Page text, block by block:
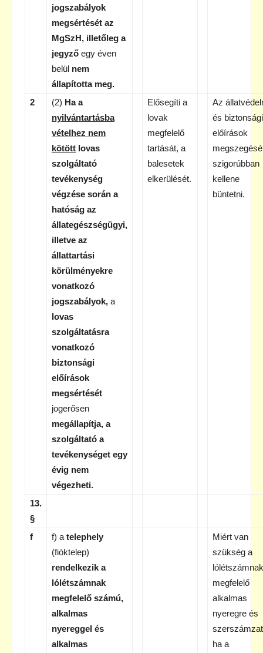
jogszabályok
megsértését az
MgSzH, illetőleg a
jegyző egy éven
belül nem
állapította meg.
2
(2) Ha a
nyilvántartásba
vételhez nem
kötött lovas
szolgáltató
tevékenység
végzése során a
hatóság az
állategészségügyi,
illetve az
állattartási
körülményekre
vonatkozó
jogszabályok, a
lovas
szolgáltatásra
vonatkozó
biztonsági
előírások
megsértését
jogerősen
megállapítja, a
szolgáltató a
tevékenységet egy
évig nem
végezheti.
Elősegíti a
lovak
megfelelő
tartását, a
balesetek
elkerülését.
Az
és biztonsági
előírások
szigorúbban
kellene
büntetni.
13.
§
f
f) a telephely
(fióktelep)
rendelkezik a
lólétszámnak
megfelelő számú,
alkalmas
nyereggel és
alkalmas
Miért van
szükség a
lólétszámnak
megfelelő
alkalmas
nyeregre és
ha a